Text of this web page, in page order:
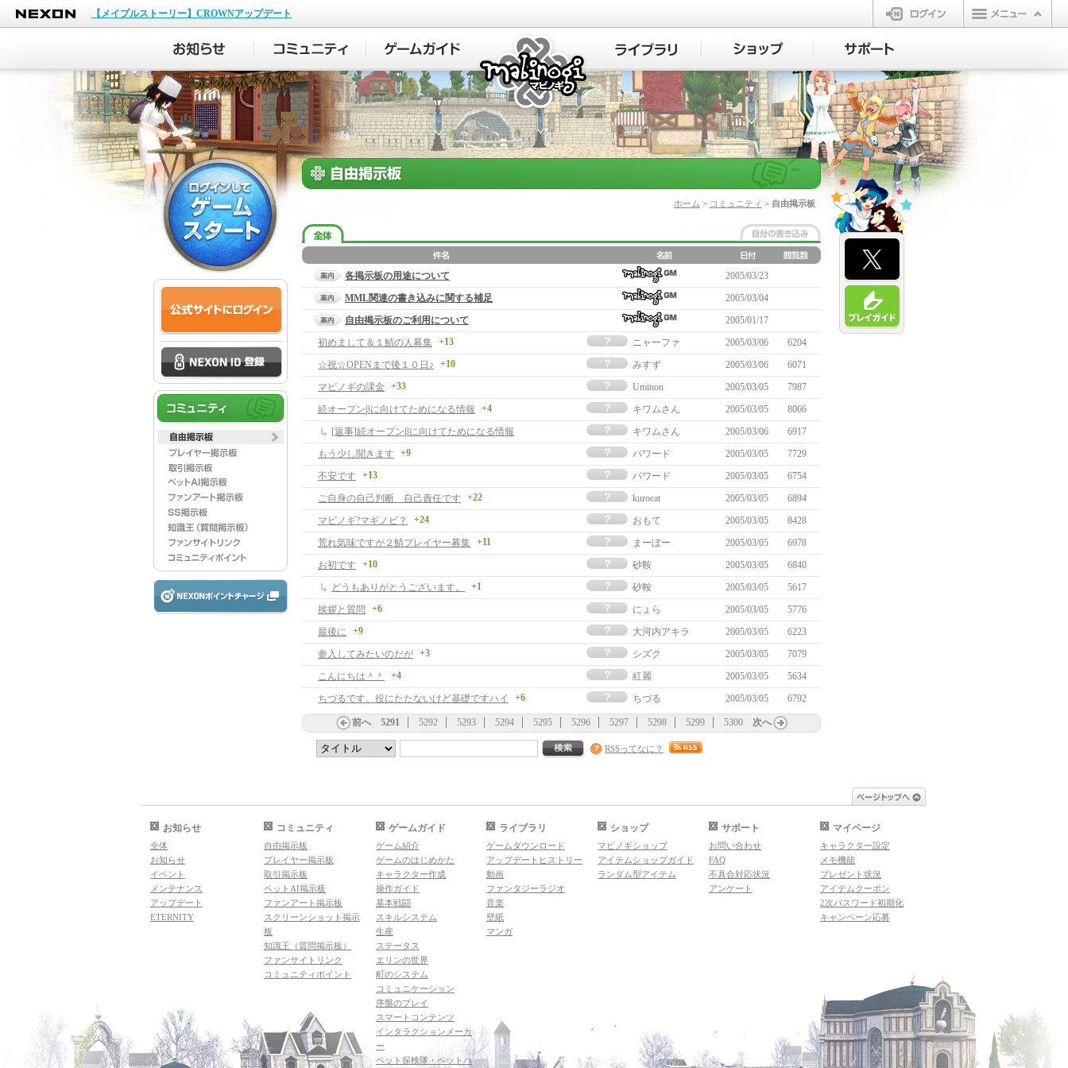
NEXON
【メイプルストーリー】CROWNアップデート
ログイン
マビノギ
ホーム > コミュニティ > 自由掲示板
各掲示板の用途について
2005/03/23
MML関連の書き込みに関する補足
2005/03/04
自由掲示板のご利用について
2005/01/17
初めまして＆１鯖の人募集 +13 ニャーファ 2005/03/06
6204
☆祝☆OPENまで後１０日♪
+10 みすず 2005/03/06
6071
マビノギの課金
+33 Uminon 2005/03/05
7987
続オープンβに向けてためになる情報
+4 キワムさん 2005/03/05
8066
[返事]続オープンβに向けてためになる情報
キワムさん 2005/03/06
6917
もう少し聞きます
+9 パワード 2005/03/05
7729
不安です
+13 パワード 2005/03/05
6754
ご自身の自己判断 自己責任です
+22 kurocat 2005/03/05
6894
マビノギ?マギノビ？
+24 おもて 2005/03/05
8428
荒れ気味ですが２鯖プレイヤー募集 +11 まーぼー 2005/03/05
6978
お初です
+10 砂鞍 2005/03/05
6840
どうもありがとうございます。
+1 砂鞍 2005/03/05
5617
挨拶と質問
+6 にょら 2005/03/05
5776
最後に
+9 大河内アキラ 2005/03/05
6223
参入してみたいのだが +3 シズク 2005/03/05
7079
こんにちは＾＾
+4 紅麗 2005/03/05
5634
ちづるです。役にたたないけど基礎ですハイ
+6 ちづる 2005/03/05 6792
前へ 5291 5292 5293 5294 5295 5296 5297 5298 5299 5300 次へ
RSSってなに？
お知らせ
全体
お知らせ
イベント
メンテナンス
アップデート
ETERNITY
コミュニティ
自由掲示板
プレイヤー掲示板
取引掲示板
ペットAI掲示板
ファンアート掲示板
スクリーンショット掲示
板
知識王（質問掲示板）
ファンサイトリンク
コミュニティポイント
ゲームガイド
ゲーム紹介
ゲームのはじめかた
キャラクター作成
操作ガイド
基本戦闘
スキルシステム
生産
ステータス
エリンの世界
町のシステム
コミュニケーション
序盤のプレイ
スマートコンテンツ
インタラクションメーカ
ー
ペット探検隊・ペットハ
ライブラリ
ゲームダウンロード
アップデートヒストリー
動画
ファンタジーラジオ
音楽
壁紙
マンガ
ショップ
マビノギショップ
アイテムショップガイド
ランダム型アイテム
サポート
お問い合わせ
FAQ
不具合対応状況
アンケート
マイページ
キャラクター設定
メモ機能
プレゼント状況
アイテムクーポン
2次パスワード初期化
キャンペーン応募